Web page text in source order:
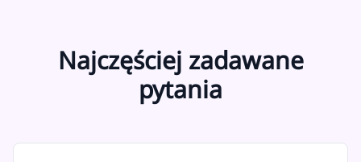
Najczęściej zadawane
pytania